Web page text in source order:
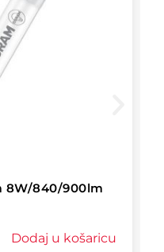
8W/840/900lm
Dodaj u košaricu